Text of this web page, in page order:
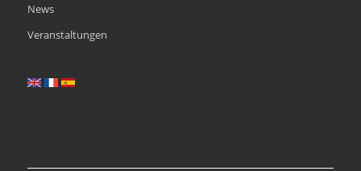
News
Veranstaltungen